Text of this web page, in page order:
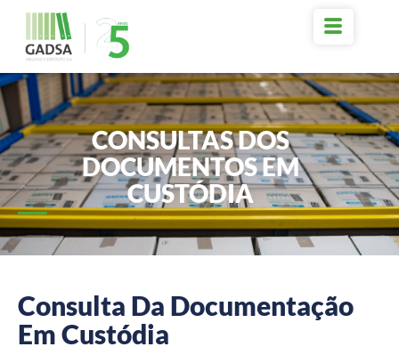
content
CONSULTAS DOS
DOCUMENTOS EM
CUSTÓDIA
Consulta Da Documentação
Em Custódia